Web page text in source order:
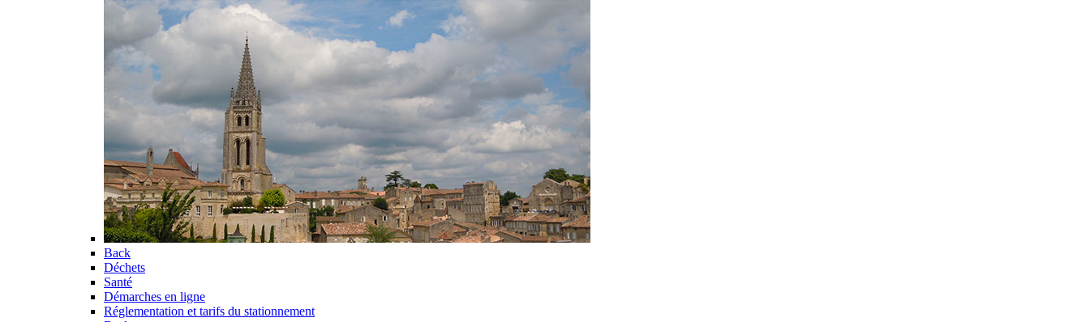
Back
Déchets
Santé
Démarches en ligne
Réglementation et tarifs du stationnement